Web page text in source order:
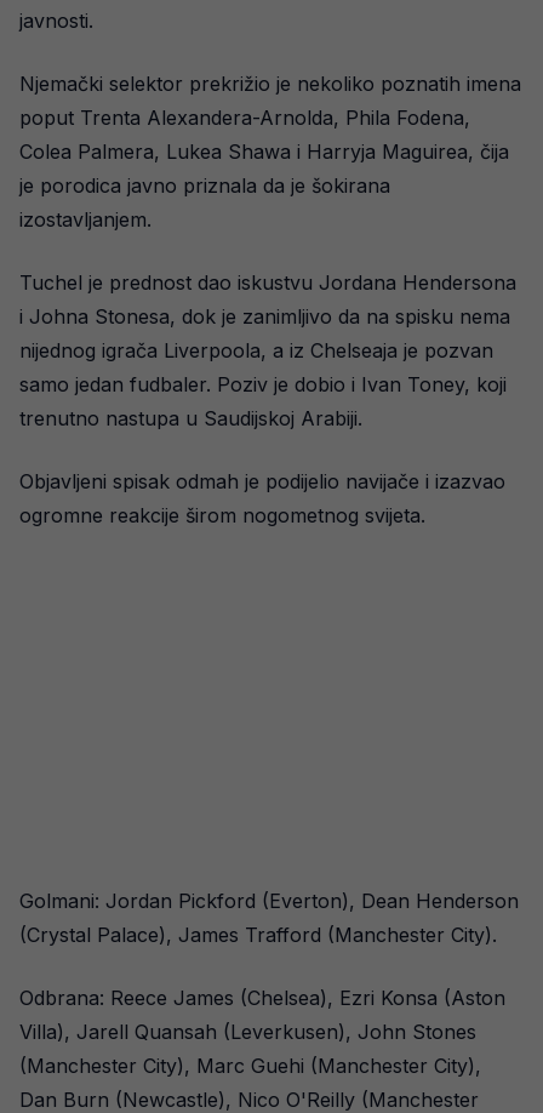
javnosti.
Njemački selektor prekrižio je nekoliko poznatih imena
poput Trenta Alexandera-Arnolda, Phila Fodena,
Colea Palmera, Lukea Shawa i Harryja Maguirea, čija
je porodica javno priznala da je šokirana
izostavljanjem.
Tuchel je prednost dao iskustvu Jordana Hendersona
i Johna Stonesa, dok je zanimljivo da na spisku nema
nijednog igrača Liverpoola, a iz Chelseaja je pozvan
samo jedan fudbaler. Poziv je dobio i Ivan Toney, koji
trenutno nastupa u Saudijskoj Arabiji.
Objavljeni spisak odmah je podijelio navijače i izazvao
ogromne reakcije širom nogometnog svijeta.
Golmani: Jordan Pickford (Everton), Dean Henderson
(Crystal Palace), James Trafford (Manchester City).
Odbrana: Reece James (Chelsea), Ezri Konsa (Aston
Villa), Jarell Quansah (Leverkusen), John Stones
(Manchester City), Marc Guehi (Manchester City),
Dan Burn (Newcastle), Nico O'Reilly (Manchester